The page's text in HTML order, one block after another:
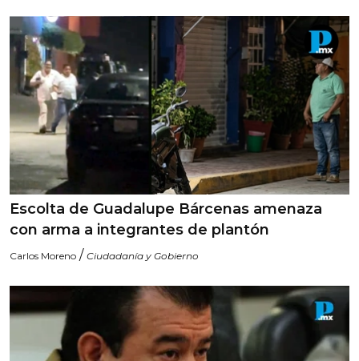
Escolta de Guadalupe Bárcenas amenaza
con arma a integrantes de plantón
Carlos Moreno / Ciudadanía y Gobierno